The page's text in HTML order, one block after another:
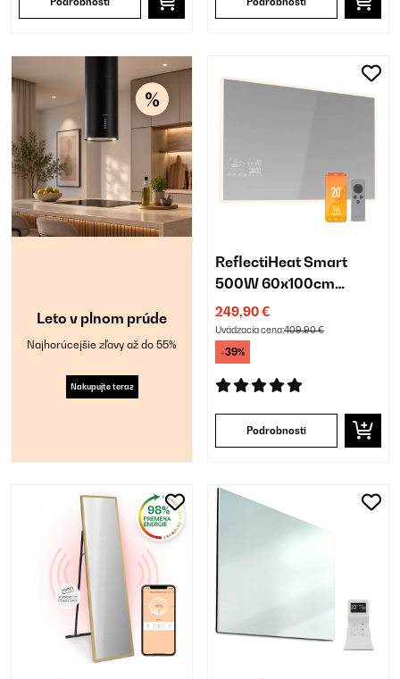
Leto v plnom prúde
Najhorúcejšie zľavy až do 55%
Nakupujte teraz
ReflectiHeat Smart
500W 60x100cm
Zrkadlový Infrapanel
249,90 €
Uvádzacia cena:409,90 €
-39%
Podrobnosti